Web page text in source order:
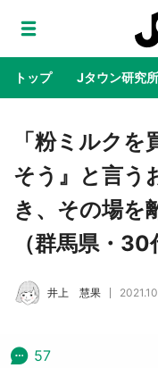
トップ Jタウン研究所
地域×二次元 絶景
ラプラ
公式プ
【7／
む 六本
日向翔
「粉ミルク
そう』と言う
き、その場を
（群馬県・30
井上 慧果
57